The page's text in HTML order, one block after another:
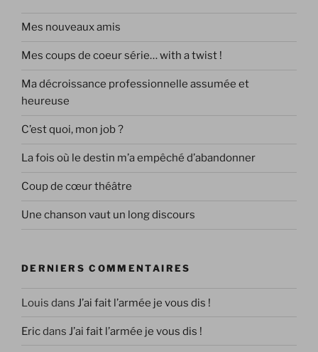
Mes nouveaux amis
Mes coups de coeur série… with a twist !
Ma décroissance professionnelle assumée et
heureuse
C’est quoi, mon job ?
La fois où le destin m’a empêché d’abandonner
Coup de cœur théâtre
Une chanson vaut un long discours
DERNIERS COMMENTAIRES
Louis dans J’ai fait l’armée je vous dis !
Ericdans J’ai fait l’armée je vous dis !